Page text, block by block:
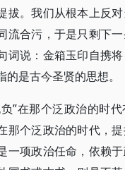
拔。我们从根本上反
流合污，于是只剩下
词说：金箱玉印自携将
的是古今圣贤的思想。
”在那个泛政治的时
那个泛政治的时代，
一项政治任命，依赖